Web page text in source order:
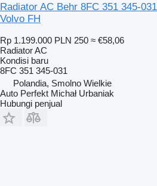
Radiator AC Behr 8FC 351 345-
Volvo FH
Rp 1.199.000 PLN 250 ≈ €58,06
Radiator AC
Kondisi baru
8FC 351 345-031
Polandia, Smolno Wielkie
Auto Perfekt Michał Urbaniak
Hubungi penjual